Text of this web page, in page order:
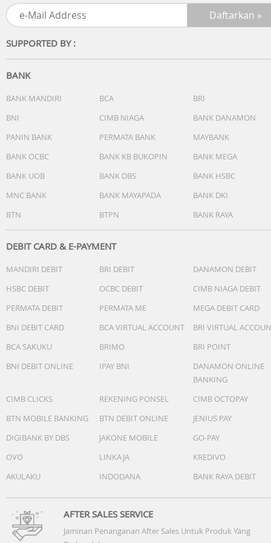
Performa
Snapdragon 6s 4G Gen 2 Mobile Platform
Proses manufaktur 6 nm
CPU: 8-core
GPU: Adreno 610
Penyimpanan & RAM
LPDDR4X + UFS 2.2
*Kapasitas penyimpanan dan RAM yang tersedia lebih
daripada total memori karena sistem operasi dan
Kamera
f/2.0, ukuran piksel 1,12µm
Perekaman video kamera belakang
1080P 1920 x 1080 30 fps
Kamera depan 5 MP
Perekaman video kamera depan
1080P 1920 x 1080 30 fps
Baterai & Pengisian Daya
USB Type-C
AI Face Unlock
Konektivitas
*Kemampuan Wi-Fi 5 dapat bervariasi tergantung pada
ketersediaan regional dan dukungan jaringan setempat.
*Konektivitas Wi-Fi (termasuk pita frekuensi Wi-Fi,
Wi-Fi, dan fitur lain sebagaimana diatur dalam spesifikasi
SUPPORTED BY :
BANK
BANK MANDIRI BCA
BRI
BNI
CIMB NIAGA
BANK DANAMON
PANIN BANK
PERMATA BANK
MAYBANK
BANK OCBC
BANK KB BUKOPIN
BANK MEGA
BANK UOB
BANK DBS
BANK HSBC
MNC BANK
BANK MAYAPADA
BANK DKI
BTN
BTPN BANK RAYA
DEBIT CARD & E-PAYMENT
MANDIRI DEBIT BRI DEBIT
DANAMON DEBIT
HSBC DEBIT
OCBC DEBIT
CIMB NIAGA DEBIT
PERMATA DEBIT
PERMATA ME
MEGA DEBIT CARD
BNI DEBIT CARD
BCA VIRTUAL ACCOUNT
BRI VIRTUAL
BCA SAKUKU
BRIMO
BRI POINT
BNI DEBIT ONLINE
IPAY BNI
DANAMON ONLINE
BANKING
CIMB CLICKS
REKENING PONSEL
CIMB OCTOPAY
BTN MOBILE BANKING
BTN DEBIT ONLINE
JENIUS PAY
DIGIBANK BY DBS
JAKONE MOBILE
GO-PAY
OVO
LINKAJA
KREDIVO
AKULAKU
INDODANA BANK RAYA DEBIT
AFTER SALES SERVICE
Jaminan Penanganan After Sales Untuk Produk Yang